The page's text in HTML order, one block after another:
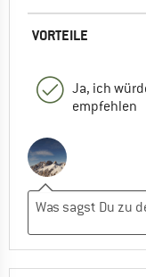
VORTEILE
Ja, ich
empfehlen